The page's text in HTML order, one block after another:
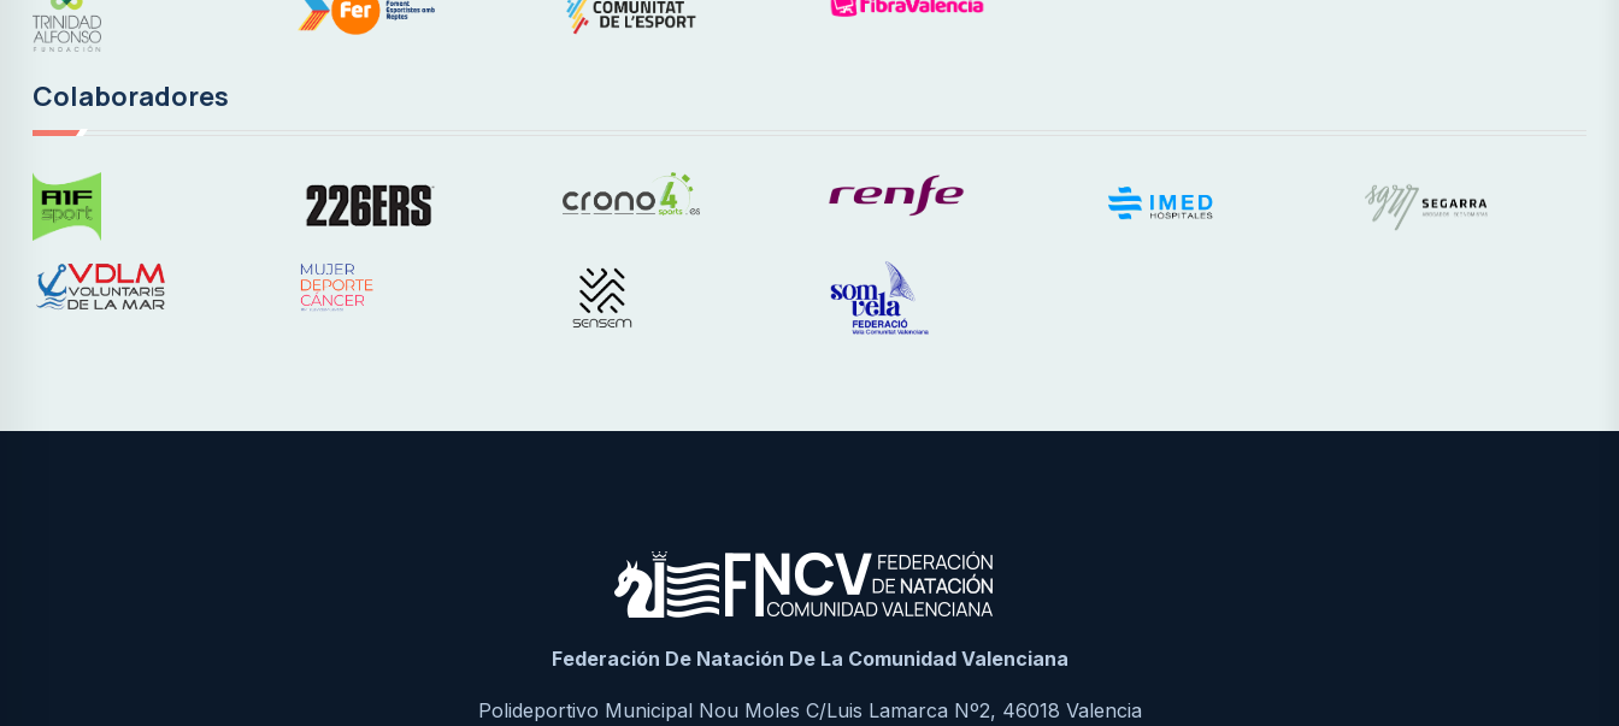
Colaboradores
Federación De Natación De La Comunidad Valenciana
Polideportivo Municipal Nou Moles C/Luis Lamarca Nº2, 46018 Valencia